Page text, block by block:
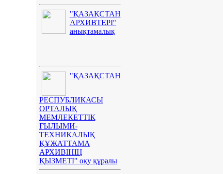
"ҚАЗАҚСТАН
АРХИВТЕРІ"
анықтамалық
"ҚАЗАҚСТАН
РЕСПУБЛИКАСЫ
ОРТАЛЫҚ
МЕМЛЕКЕТТІК
ҒЫЛЫМИ-
ТЕХНИКАЛЫҚ
ҚҰЖАТТАМА
АРХИВІНІҢ
ҚЫЗМЕТІ" оқу құралы